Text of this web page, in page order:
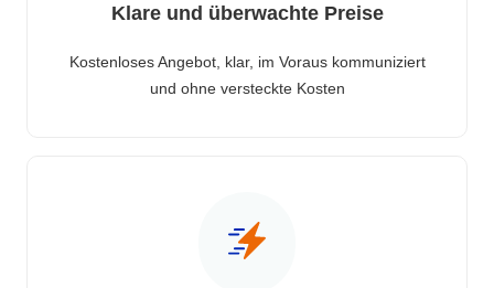
Klare und überwachte Preise
Kostenloses Angebot, klar, im Voraus kommuniziert
und ohne versteckte Kosten